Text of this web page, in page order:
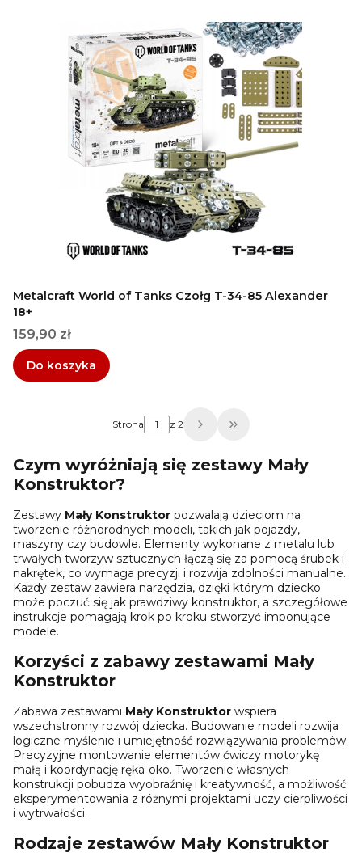
Metalcraft World of Tanks Czołg T-34-85 Alexander
18+
Cena
159,90 zł
Do koszyka
Strona z 2 Przejdź do ostatniej
Czym wyróżniają się zestawy Mały
Konstruktor?
Zestawy Mały Konstruktor pozwalają dzieciom na
tworzenie różnorodnych modeli, takich jak pojazdy,
maszyny czy budowle. Elementy wykonane z metalu lub
trwałych tworzyw sztucznych łączą się za pomocą śrubek i
nakrętek, co wymaga precyzji i rozwija zdolności manualne.
Każdy zestaw zawiera narzędzia, dzięki którym dziecko
może poczuć się jak prawdziwy konstruktor, a szczegółowe
instrukcje pomagają krok po kroku stworzyć imponujące
modele.
Korzyści z zabawy zestawami Mały
Konstruktor
Zabawa zestawami Mały Konstruktor wspiera
wszechstronny rozwój dziecka. Budowanie modeli rozwija
logiczne myślenie i umiejętność rozwiązywania problemów.
Precyzyjne montowanie elementów ćwiczy motorykę
małą i koordynację ręka-oko. Tworzenie własnych
konstrukcji pobudza wyobraźnię i kreatywność, a możliwość
eksperymentowania z różnymi projektami uczy cierpliwości
i wytrwałości.
Rodzaje zestawów Mały Konstruktor